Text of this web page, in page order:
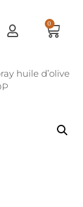
0
huile d’olive